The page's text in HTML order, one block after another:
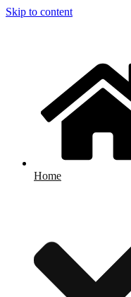
Skip to content
Home